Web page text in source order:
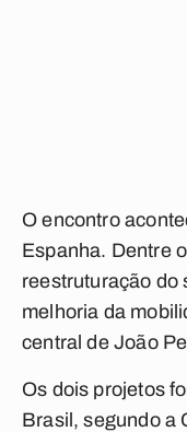
O encontro
Espanha. Dentre
reestruturação do
melhoria da
central de João
Os dois projetos
Brasil, segundo a